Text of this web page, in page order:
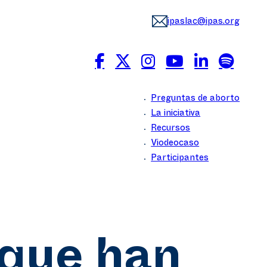
ipaslac@ipas.org
Preguntas de aborto
La iniciativa
Recursos
Viodeocaso
Participantes